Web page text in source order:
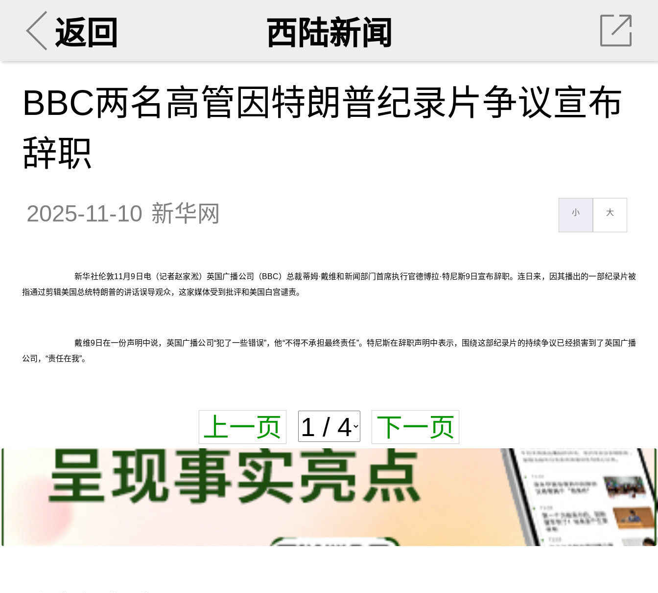
返回 西陆新闻
BBC两名高管因特朗普纪录片争议宣布
辞职
2025-11-10 新华网 小 大
新华社伦敦11月9日电（记者赵家淞）英国广播公司（BBC）总裁蒂姆·戴维和新闻部门首席执行官德博拉·特尼斯9日宣布辞职。连日来，因其播出的一部纪录片被
指通过剪辑美国总统特朗普的讲话误导观众，这家媒体受到批评和美国白宫谴责。
戴维9日在一份声明中说，英国广播公司“犯了一些错误”，他“不得不承担最终责任”。特尼斯在辞职声明中表示，围绕这部纪录片的持续争议已经损害到了英国广播
公司，“责任在我”。
上一页 下一页